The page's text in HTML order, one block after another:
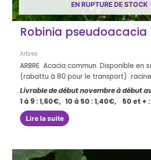
EN RUPTURE DE STOCK
Robinia pseudoacacia
Arbres
ARBRE Acacia commun. Disponible en
(rabattu à 80 pour le transport)
Livrable de début novembre à
1 à 9 : 1,60€, 10 à 50 : 1,40€, 50 et + :
Lire la suite